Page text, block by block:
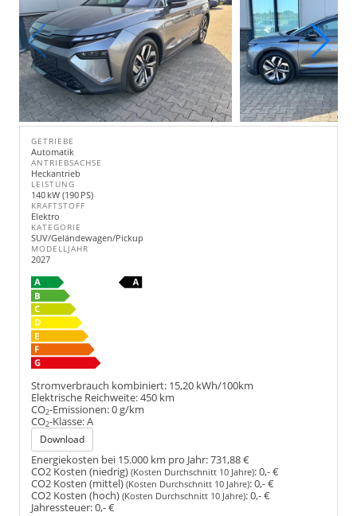
GETRIEBE
Automatik
ANTRIEBSACHSE
Heckantrieb
LEISTUNG
140 kW (190 PS)
KRAFTSTOFF
Elektro
KATEGORIE
SUV/Geländewagen/Pickup
MODELLJAHR
2027
Stromverbrauch kombiniert: 15,20 kWh/100km
Elektrische Reichweite:450 km
CO2-Emissionen:0 g/km
CO2-Klasse:A
Download
Energiekosten bei 15.000 km pro Jahr:731,88 €
CO2 Kosten (niedrig) (Kosten Durchschnitt 10 Jahre):0,- €
CO2 Kosten (mittel) (Kosten Durchschnitt 10 Jahre):0,- €
CO2 Kosten (hoch) (Kosten Durchschnitt 10 Jahre):0,- €
Jahressteuer:0,- €